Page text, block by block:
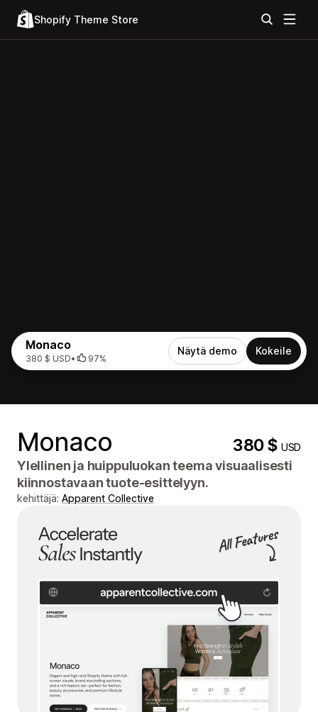
Shopify Theme Store
Monaco
380 $ USD• 97%
Näytä demo Kokeile
Monaco 380 $USD
Ylellinen ja huippuluokan teema visuaalisesti
kiinnostavaan tuote-esittelyyn.
kehittäjä: Apparent Collective